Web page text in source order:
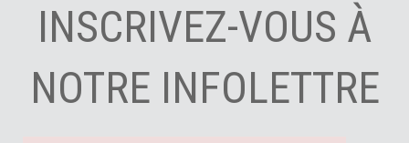
INSCRIVEZ-VOUS À
NOTRE INFOLETTRE